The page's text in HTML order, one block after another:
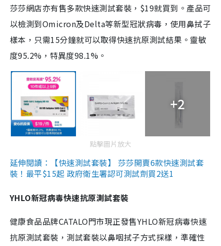
莎莎網店亦有售多款快速測試套裝，$19就買到。產品可
以檢測到Omicron及Delta等新型冠狀病毒，使用鼻拭子
樣本，只需15分鐘就可以取得快速抗原測試結果。靈敏
度95.2%，特異度98.1%。
+2
點擊圖片放大
延伸閱讀：【快速測試套裝】 莎莎開賣6款快速測試套
裝！最平$15起 政府衛生署認可測試劑買2送1
YHLO新冠病毒快速抗原測試套裝
健康食品品牌CATALO門市現正發售YHLO新冠病毒快速
抗原測試套裝，測試套裝以鼻咽拭子方式採樣，準確性